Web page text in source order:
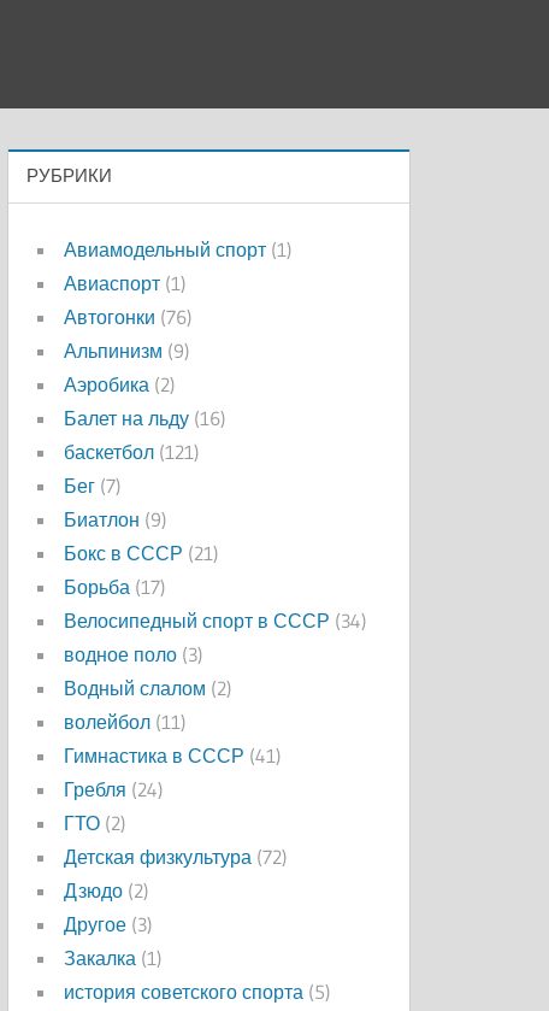
РУБРИКИ
Авиамодельный спорт (1)
Авиаспорт (1)
Автогонки (76)
Альпинизм (9)
Аэробика (2)
Балет на льду (16)
баскетбол (121)
Бег (7)
Биатлон (9)
Бокс в СССР (21)
Борьба (17)
Велосипедный спорт в СССР (34)
водное поло (3)
Водный слалом (2)
волейбол (11)
Гимнастика в СССР (41)
Гребля (24)
ГТО (2)
Детская физкультура (72)
Дзюдо (2)
Другое (3)
Закалка (1)
история советского спорта (5)